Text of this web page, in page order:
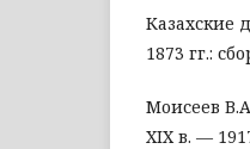
Казахские
1873 гг.:
Моисеев
XIX в. —